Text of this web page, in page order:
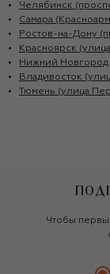
Челябинск
Самара
Ростов-на-Дону
Красноярск
Нижний
Владивосток
Тюмень (улица
Чтобы